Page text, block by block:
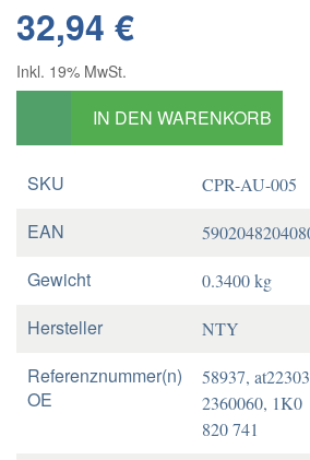
32,94 €
Inkl. 19% MwSt.
IN DEN WARENKORB
SKU CPR-AU-005
EAN
Gewicht 0.3400 kg
Hersteller NTY
Referenznummer(n)
OE
58937,
2360060, 1K0
820 741